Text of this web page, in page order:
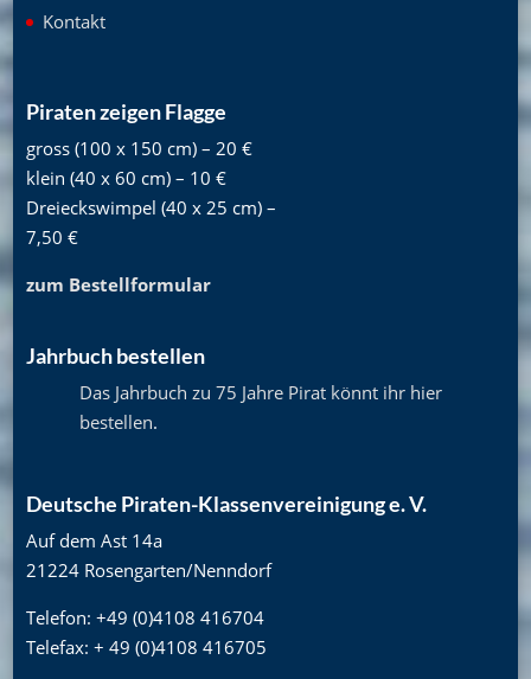
Kontakt
Piraten zeigen Flagge
gross (100 x 150 cm) – 20 €
klein (40 x 60 cm) – 10 €
Dreieckswimpel (40 x 25 cm) –
7,50 €
zum Bestellformular
Jahrbuch bestellen
Das Jahrbuch zu 75 Jahre Pirat könnt ihr hier
bestellen.
Deutsche Piraten-Klassenvereinigung e. V.
Auf dem Ast 14a
21224 Rosengarten/Nenndorf
Telefon: +49 (0)4108 416704
Telefax: + 49 (0)4108 416705